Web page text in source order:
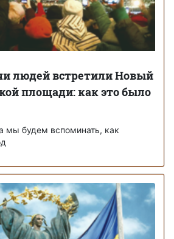
людей встретили Новый
площади: как это было
мы будем вспоминать, как